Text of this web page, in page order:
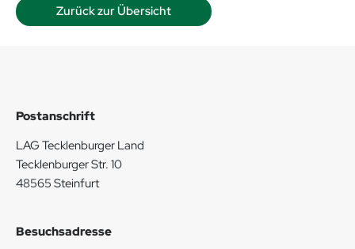
Zurück zur Übersicht
Postanschrift
LAG Tecklenburger Land
Tecklenburger Str. 10
48565 Steinfurt
Besuchsadresse